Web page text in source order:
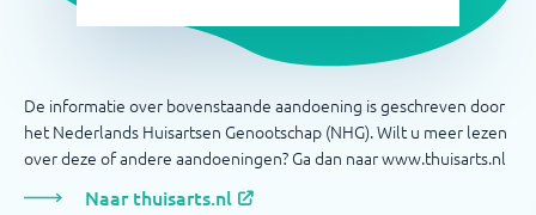
De informatie over bovenstaande aandoening is geschreven door
het Nederlands Huisartsen Genootschap (NHG). Wilt u meer lezen
over deze of andere aandoeningen? Ga dan naar www.thuisarts.nl
Naar thuisarts.nl